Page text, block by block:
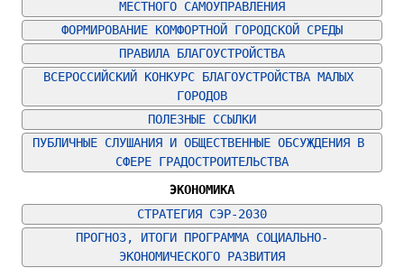
МЕСТНОГО САМОУПРАВЛЕНИЯ
ФОРМИРОВАНИЕ КОМФОРТНОЙ ГОРОДСКОЙ СРЕДЫ
ПРАВИЛА БЛАГОУСТРОЙСТВА
ВСЕРОССИЙСКИЙ КОНКУРС БЛАГОУСТРОЙСТВА МАЛЫХ
ГОРОДОВ
ПОЛЕЗНЫЕ ССЫЛКИ
ПУБЛИЧНЫЕ СЛУШАНИЯ И ОБЩЕСТВЕННЫЕ ОБСУЖДЕНИЯ В
СФЕРЕ ГРАДОСТРОИТЕЛЬСТВА
ЭКОНОМИКА
СТРАТЕГИЯ СЭР-2030
ПРОГНОЗ, ИТОГИ ПРОГРАММА СОЦИАЛЬНО-
ЭКОНОМИЧЕСКОГО РАЗВИТИЯ